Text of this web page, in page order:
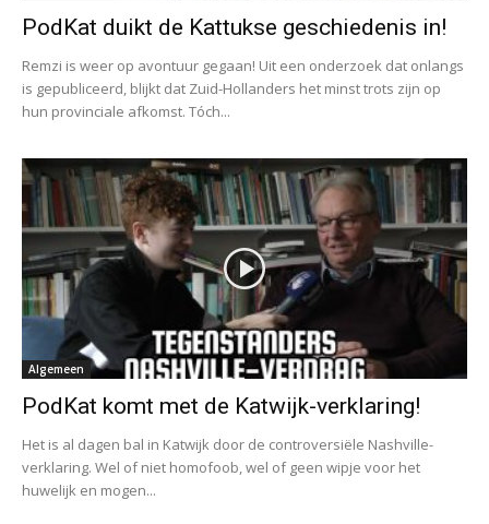
PodKat duikt de Kattukse geschiedenis in!
Remzi is weer op avontuur gegaan! Uit een onderzoek dat onlangs
is gepubliceerd, blijkt dat Zuid-Hollanders het minst trots zijn op
hun provinciale afkomst. Tóch...
Algemeen
PodKat komt met de Katwijk-verklaring!
Het is al dagen bal in Katwijk door de controversiële Nashville-
verklaring. Wel of niet homofoob, wel of geen wipje voor het
huwelijk en mogen...